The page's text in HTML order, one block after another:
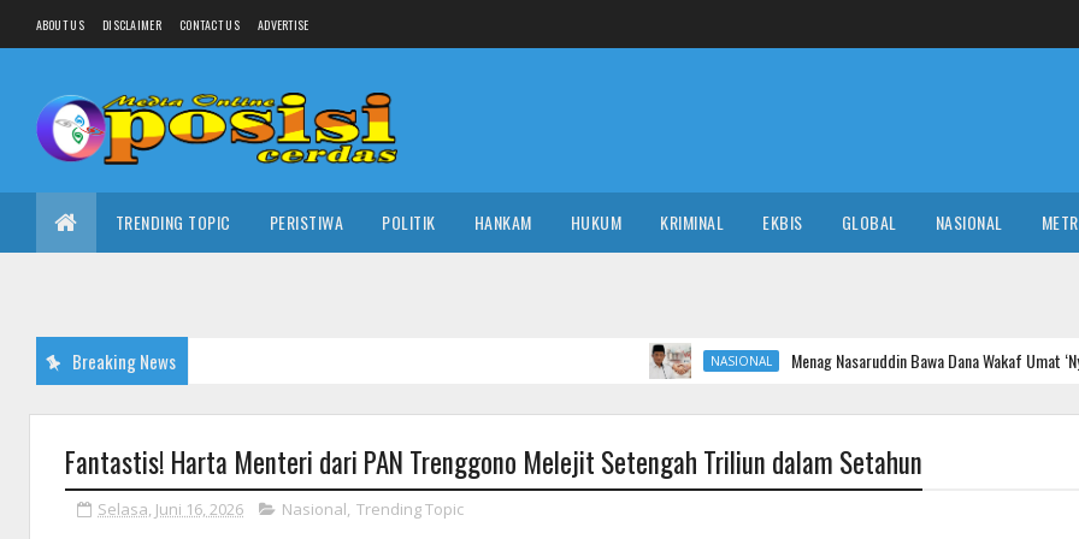
ABOUT US DISCLAIMER CONTACT US ADVERTISE
TRENDING TOPIC PERISTIWA POLITIK HANKAM HUKUM KRIMINAL EKBIS GLOBAL NASIONAL
Breaking News NASIONAL Menag Nasaruddin Bawa Dana Wakaf Umat ‘Nyebur’ ke Pasar
Fantastis! Harta Menteri dari PAN Trenggono Melejit Setengah Triliun dalam Setahun
Selasa, Juni 16, 2026 Nasional, Trending Topic